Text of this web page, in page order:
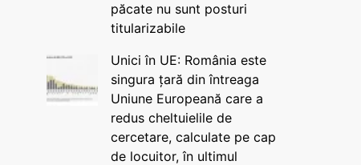
păcate nu sunt posturi
titularizabile
Unici în UE: România este
singura țară din întreaga
Uniune Europeană care a
redus cheltuielile de
cercetare, calculate pe cap
de locuitor, în ultimul